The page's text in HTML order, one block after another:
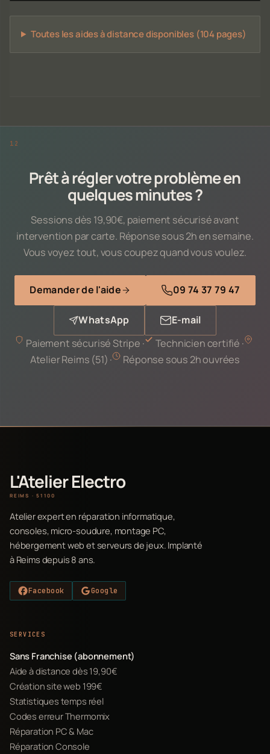
Toutes les aides à distance disponibles (104 pages)
Prêt à régler votre problème en
quelques minutes ?
Sessions dès 19,90€, paiement sécurisé avant
intervention par carte. Réponse sous 2h en semaine.
Vous voyez tout, vous coupez quand vous voulez.
Demander de l'aide 09 74 37 79 47
WhatsApp
E-mail
Paiement sécurisé Stripe ·
Technicien certifié ·
Atelier Reims (51) ·
Réponse sous 2h ouvrées
L'Atelier Electro
REIMS · 51100
Atelier expert en réparation informatique,
consoles, micro-soudure, montage PC,
hébergement web et serveurs de jeux. Implanté
à Reims depuis 8 ans.
Facebook Google
SERVICES
Sans Franchise (abonnement)
Aide à distance dès 19,90€
Création site web 199€
Statistiques temps réel
Codes erreur Thermomix
Réparation PC & Mac
Réparation Console